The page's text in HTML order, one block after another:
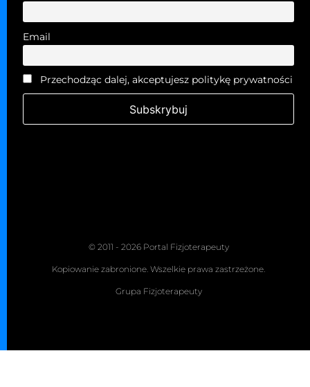
Email
Przechodząc dalej, akceptujesz politykę prywatności
© 2011 - 2026 Portal Fizjoterapeuty
Kopiowanie zabronione. Wszelkie prawa zastrzeżone.
Grupa Fizjoterapeuty